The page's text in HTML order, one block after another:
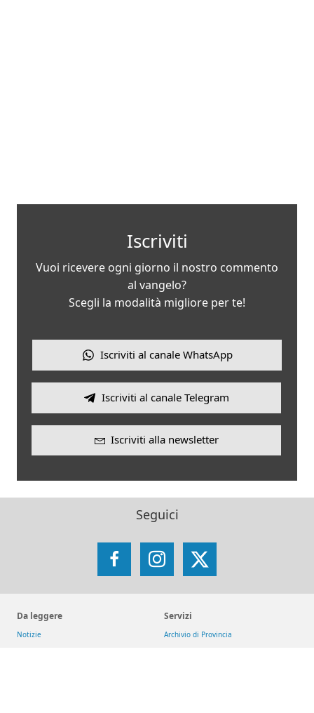
Iscriviti
Vuoi ricevere ogni giorno il nostro commento
al vangelo?
Scegli la modalità migliore per te!
Iscriviti al canale WhatsApp
Iscriviti al canale Telegram
Iscriviti alla newsletter
Seguici
FacebookInstagram
X
Da leggere
Notizie
Servizi
Archivio di Provincia